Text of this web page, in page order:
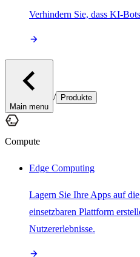
Verhindern Sie, dass KI-
Main menu
/ Produkte
Compute
Edge Computing
Lagern Sie Ihre Apps auf
einsetzbaren Plattform
Nutzererlebnisse.